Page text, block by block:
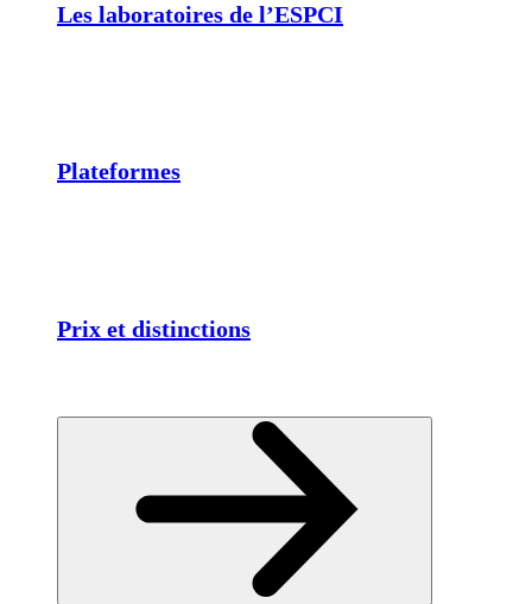
Les laboratoires de l’ESPCI
Plateformes
Prix et distinctions